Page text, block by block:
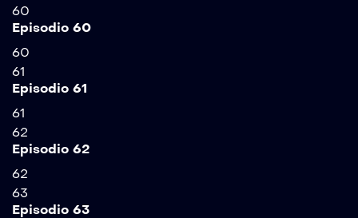
60
Episodio 60
60
61
Episodio 61
61
62
Episodio 62
62
63
Episodio 63